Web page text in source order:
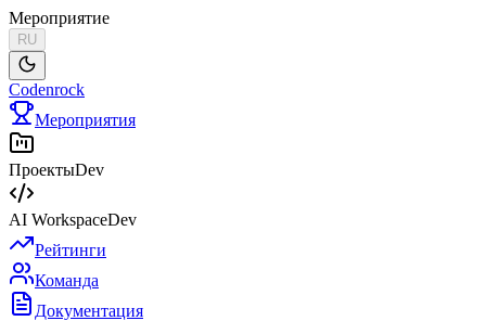
Мероприятие
RU
Codenrock
Мероприятия
ПроектыDev
AI WorkspaceDev
Рейтинги
Команда
Документация